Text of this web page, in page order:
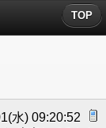
TOP
水) 09:20:52